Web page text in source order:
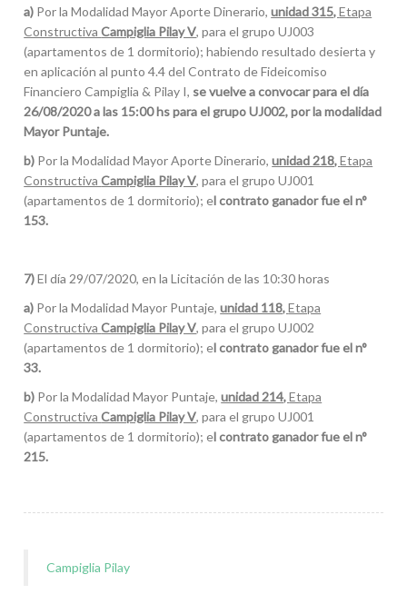
a) Por la Modalidad Mayor Aporte Dinerario,unidad 315,Etapa
ConstructivaCampiglia Pilay V, para el grupo UJ003
(apartamentos de 1 dormitorio); habiendo resultado desierta y
en aplicación al punto 4.4 del Contrato de Fideicomiso
Financiero Campiglia & Pilay I, se vuelve a convocar para el día
26/08/2020 a las 15:00 hs para el grupo UJ002, por la modalidad
Mayor Puntaje.
b) Por la Modalidad Mayor Aporte Dinerario,unidad 218,Etapa
ConstructivaCampiglia Pilay V, para el grupo UJ001
(apartamentos de 1 dormitorio); el contrato ganador fue el n°
153.
7)El día 29/07/2020, en la Licitación de las 10:30 horas
a) Por la Modalidad Mayor Puntaje,unidad 118,Etapa
ConstructivaCampiglia Pilay V, para el grupo UJ002
(apartamentos de 1 dormitorio); el contrato ganador fue el n°
33.
b) Por la Modalidad Mayor Puntaje,unidad 214,Etapa
ConstructivaCampiglia Pilay V, para el grupo UJ001
(apartamentos de 1 dormitorio); el contrato ganador fue el n°
215.
Campiglia Pilay